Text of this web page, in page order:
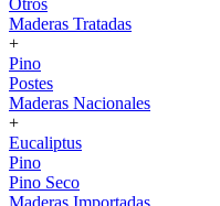
Otros
Maderas Tratadas
+
Pino
Postes
Maderas Nacionales
+
Eucaliptus
Pino
Pino Seco
Maderas Importadas